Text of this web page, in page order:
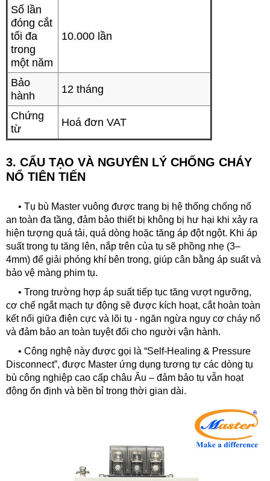
Số lần
đóng cắt
tối đa
trong
một năm
10.000 lần
Bảo
hành
12 tháng
Chứng
từ
Hoá đơn VAT
3. CẤU TẠO VÀ NGUYÊN LÝ CHỐNG CHÁY
NỔ TIÊN TIẾN
• Tụ bù Master vuông được trang bị hệ thống chống nổ
an toàn đa tầng, đảm bảo thiết bị không bị hư hại khi xảy ra
hiện tượng quá tải, quá dòng hoặc tăng áp đột ngột. Khi áp
suất trong tụ tăng lên, nắp trên của tụ sẽ phồng nhẹ (3–
4mm) để giải phóng khí bên trong, giúp cân bằng áp suất và
bảo vệ màng phim tụ.
• Trong trường hợp áp suất tiếp tục tăng vượt ngưỡng,
cơ chế ngắt mạch tự động sẽ được kích hoạt, cắt hoàn toàn
kết nối giữa điện cực và lõi tụ - ngăn ngừa nguy cơ cháy nổ
và đảm bảo an toàn tuyệt đối cho người vận hành.
• Công nghệ này được gọi là “Self-Healing & Pressure
Disconnect”, được Master ứng dụng tương tự các dòng tụ
bù công nghiệp cao cấp châu Âu – đảm bảo tụ vẫn hoạt
động ổn định và bền bỉ trong thời gian dài.